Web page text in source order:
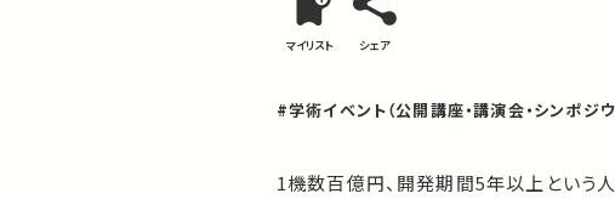
マイリスト シェア
#学術イベント（公開講座・講演会・シンポジウ
1機数百億円、開発期間5年以上という